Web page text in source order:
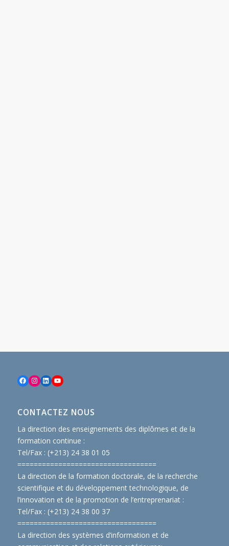
Facebook
Instagram
LinkedInYouTube
CONTACTEZ NOUS
La direction des enseignements des diplômes et de la
formation continue :
Tel/Fax : (+213) 24 38 01 05
==================================
La direction de la formation doctorale, de la recherche
scientifique et du développement technologique, de
l’innovation et de la promotion de l’entreprenariat :
Tel/Fax : (+213) 24 38 00 37
==================================
La direction des systèmes d’information et de